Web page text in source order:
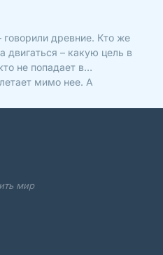
древние. Кто же
двигаться – какую цель в
не попадает в
мимо нее. А
больше шансов попасть в
мир